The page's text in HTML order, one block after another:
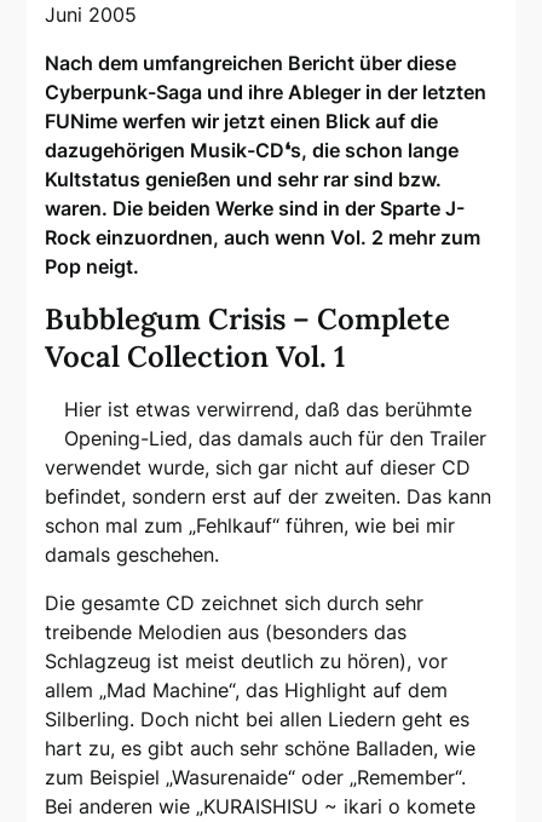
Juni 2005
Nach dem umfangreichen Bericht über diese
Cyberpunk-Saga und ihre Ableger in der letzten
FUNime werfen wir jetzt einen Blick auf die
dazugehörigen Musik-CD❛s, die schon lange
Kultstatus genießen und sehr rar sind bzw.
waren. Die beiden Werke sind in der Sparte J-
Rock einzuordnen, auch wenn Vol. 2 mehr zum
Pop neigt.
Bubblegum Crisis – Complete
Vocal Collection Vol. 1
Hier ist etwas verwirrend, daß das berühmte
Opening-Lied, das damals auch für den Trailer
verwendet wurde, sich gar nicht auf dieser CD
befindet, sondern erst auf der zweiten. Das kann
schon mal zum „Fehlkauf“ führen, wie bei mir
damals geschehen.
Die gesamte CD zeichnet sich durch sehr
treibende Melodien aus (besonders das
Schlagzeug ist meist deutlich zu hören), vor
allem „Mad Machine“, das Highlight auf dem
Silberling. Doch nicht bei allen Liedern geht es
hart zu, es gibt auch sehr schöne Balladen, wie
zum Beispiel „Wasurenaide“ oder „Remember“.
Bei anderen wie „KURAISHISU ~ ikari o komete